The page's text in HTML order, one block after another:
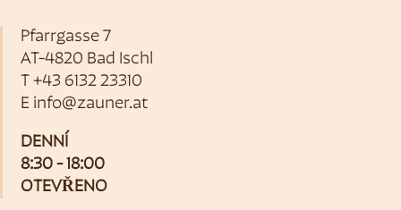
Pfarrgasse 7
AT-4820 Bad Ischl
T +43 6132 23310
E info@zauner.at
DENNÍ
8:30 - 18:00
OTEVŘENO